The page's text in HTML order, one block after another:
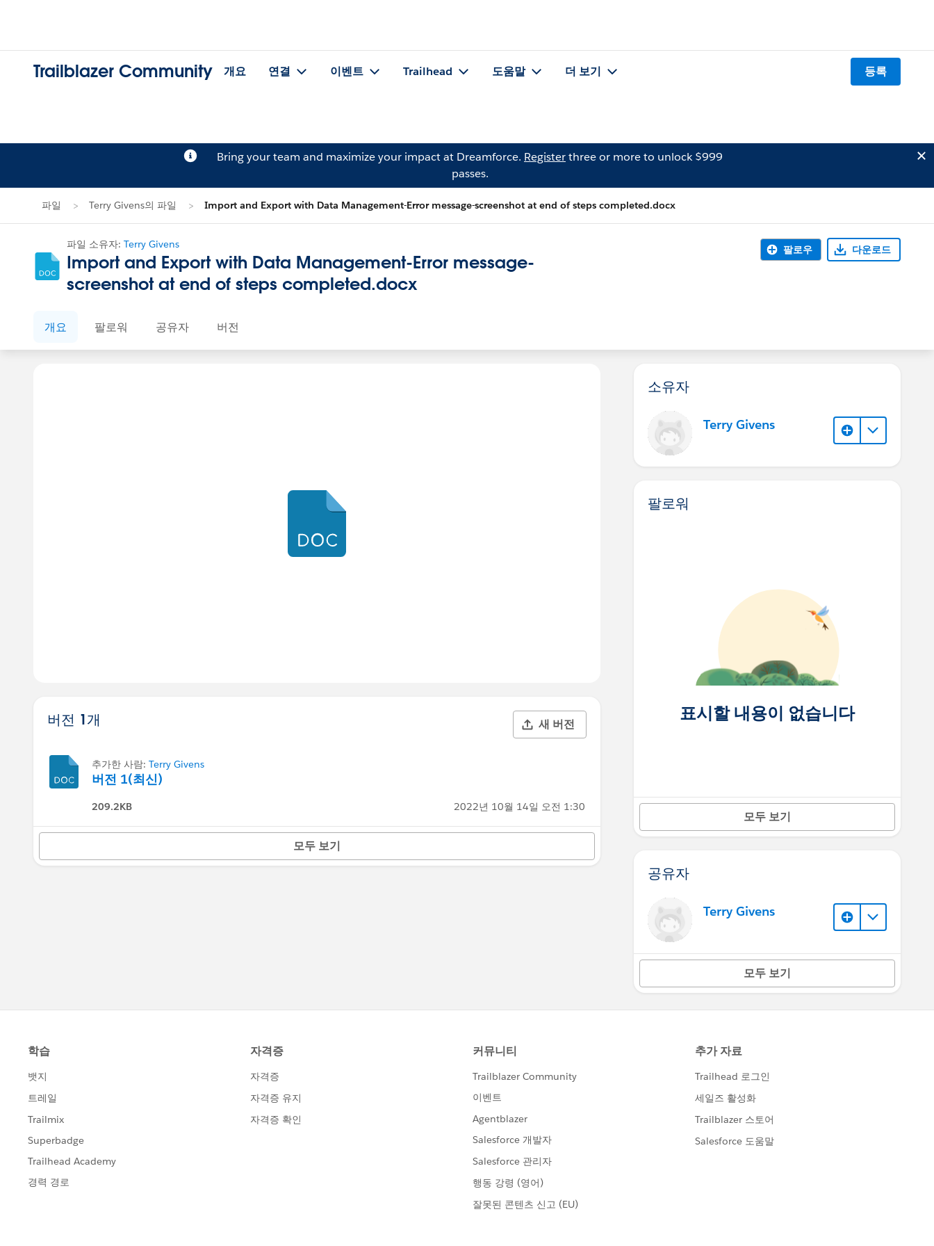
Trailblazer Community 개요 연결 이벤트 Trailhead 도움말 더 보기 등록
Bring your team and maximize your impact at Dreamforce. Registerthree or more to unlock $999
passes.
파일 Terry Givens의 파일 Import and Export with Data Management-Error message-screenshot at end of steps completed.docx
파일 소유자: Terry Givens
Import and Export with Data Management-Error message-
screenshot at end of steps completed.docx
팔로우 다운로드
개요 팔로워 공유자 버전
버전 1개 새 버전
추가한 사람: Terry Givens
버전 1(최신)
209.2KB 2022년 10월 14일 오전 1:30
모두 보기
소유자
Terry Givens
팔로워
표시할 내용이 없습니다
모두 보기
공유자
Terry Givens
모두 보기